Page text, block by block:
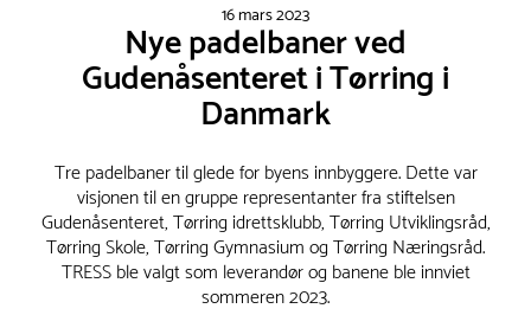
16 mars 2023
Nye padelbaner ved
Gudenåsenteret i Tørring i
Danmark
Tre padelbaner til glede for byens innbyggere. Dette var
visjonen til en gruppe representanter fra stiftelsen
Gudenåsenteret, Tørring idrettsklubb, Tørring Utviklingsråd,
Tørring Skole, Tørring Gymnasium og Tørring Næringsråd.
TRESS ble valgt som leverandør og banene ble innviet
sommeren 2023.